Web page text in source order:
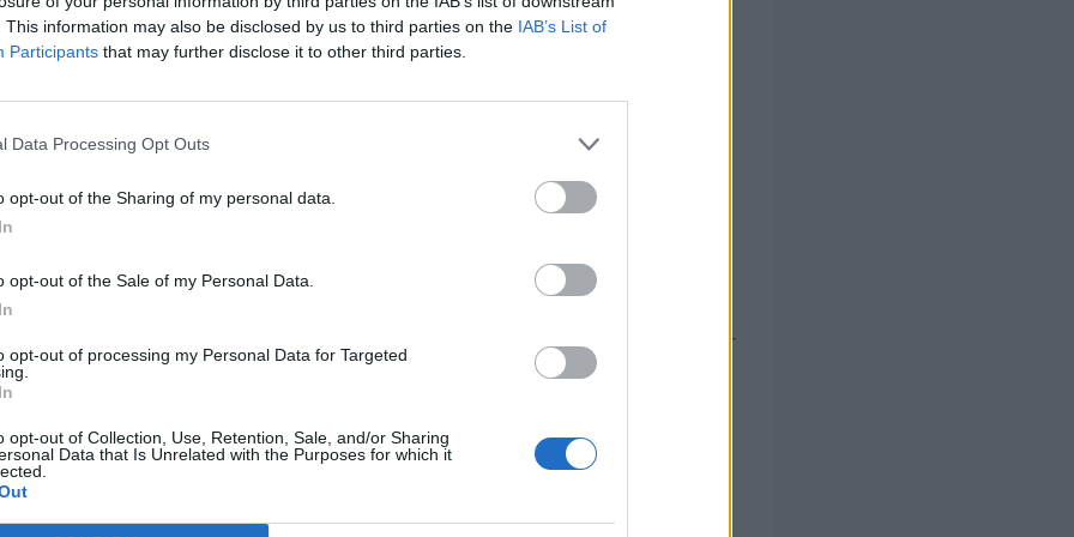
This information may also be disclosed by us to third parties on the IAB’s List of
Participants that may further disclose it to other third parties.
Data Processing Opt Outs
opt-out of the Sharing of my personal data.
opt-out of the Sale of my Personal Data.
opt-out of processing my Personal Data for Targeted
opt-out of Collection, Use, Retention, Sale, and/or Sharing
Data that Is Unrelated with the Purposes for which it
de la capacidad atribuida por el artículo 3.2.e) de la Ley 11/2003, de 4 de abril,
y Coordinación del Sistema Universitario de Canarias, modificada por Ley
transferencia de crédito, entre gastos en bienes corrientes y servicios y
de dos mil cuatrocientos cuarenta y uno con cincuenta y dos euros
destino la unidad de gasto 310 (programa 42C) correspondiente al Edificio de
de la capacidad atribuida por el artículo 3.2.e) de la Ley 11/2003, de 4 de abril,
y Coordinación del Sistema Universitario de Canarias, modificada por Ley
transferencia de crédito, entre gastos corrientes y gastos de capital, por valor
con veinticuatro euros (7.627,24€), con origen y destino la unidad de
correspondiente al Servicio de Deportes.
de la capacidad atribuida por el artículo 3.2.e) de la Ley 11/2003, de 4 de abril,
y Coordinación del Sistema Universitario de Canarias, modificada por Ley